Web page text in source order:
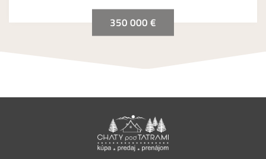
350 000 €